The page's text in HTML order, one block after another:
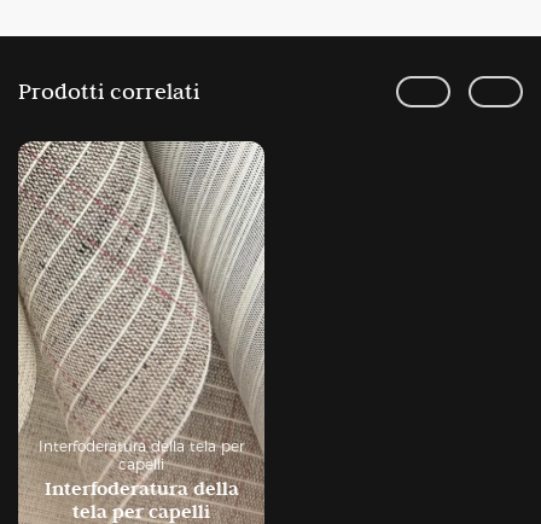
Prodotti correlati
Interfoderatura della tela per
capelli
Interfoderatura della
tela per capelli